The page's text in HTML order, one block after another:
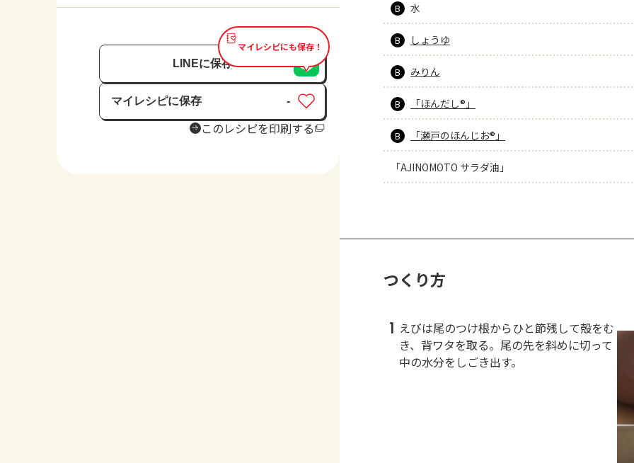
マイレシピにも保存！
LINEに保存
マイレシピに保存
保存済み
-
このレシピを印刷する
B 水
B しょうゆ
B みりん
B 「ほんだし®」
B 「瀬戸のほんじお®」
「AJINOMOTO サラダ油」
つくり方
1 えびは尾のつけ根からひと節残して殻をむ
き、背ワタを取る。尾の先を斜めに切って
中の水分をしごき出す。